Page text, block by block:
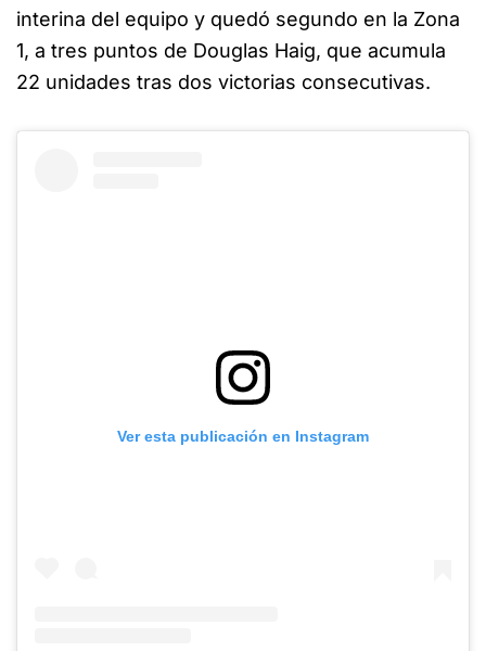
interina del equipo y quedó segundo en la Zona
1, a tres puntos de Douglas Haig, que acumula
22 unidades tras dos victorias consecutivas.
Ver esta publicación en Instagram